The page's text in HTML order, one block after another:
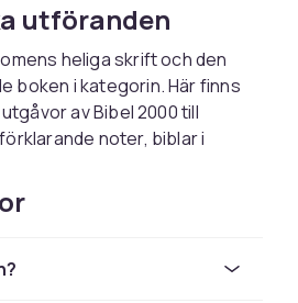
utföranden
heliga skrift och den
boken i kategorin. Här finns
av Bibel 2000 till
noter, biblar i
apokryfiska böcker. Ska
är en inbunden
bättre i väskan. För den